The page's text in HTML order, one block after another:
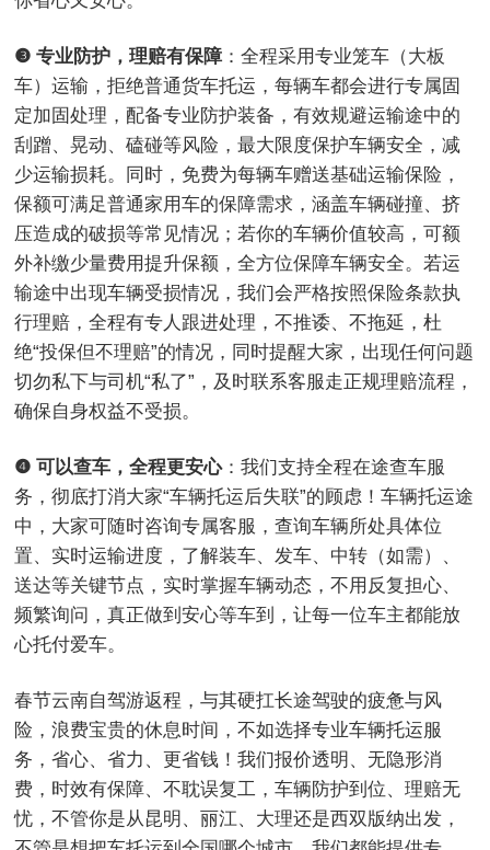
❸ 专业防护，理赔有保障 ：全程采用专业笼车（大板
车）运输，拒绝普通货车托运，每辆车都会进行专属固
定加固处理，配备专业防护装备，有效规避运输途中的
刮蹭、晃动、磕碰等风险，最大限度保护车辆安全，减
少运输损耗。同时，免费为每辆车赠送基础运输保险，
保额可满足普通家用车的保障需求，涵盖车辆碰撞、挤
压造成的破损等常见情况；若你的车辆价值较高，可额
外补缴少量费用提升保额，全方位保障车辆安全。若运
输途中出现车辆受损情况，我们会严格按照保险条款执
行理赔，全程有专人跟进处理，不推诿、不拖延，杜
绝“投保但不理赔”的情况，同时提醒大家，出现任何问题
切勿私下与司机“私了”，及时联系客服走正规理赔流程，
确保自身权益不受损。
❹ 可以查车，全程更安心：我们支持全程在途查车服
务，彻底打消大家“车辆托运后失联”的顾虑！车辆托运途
中，大家可随时咨询专属客服，查询车辆所处具体位
置、实时运输进度，了解装车、发车、中转（如需）、
送达等关键节点，实时掌握车辆动态，不用反复担心、
频繁询问，真正做到安心等车到，让每一位车主都能放
心托付爱车。
春节云南自驾游返程，与其硬扛长途驾驶的疲惫与风
险，浪费宝贵的休息时间，不如选择专业车辆托运服
务，省心、省力、更省钱！我们报价透明、无隐形消
费，时效有保障、不耽误复工，车辆防护到位、理赔无
忧，不管你是从昆明、丽江、大理还是西双版纳出发，